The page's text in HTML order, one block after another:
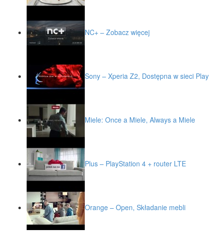
NC+ – Zobacz więcej
Sony – Xperia Z2, Dostępna w sieci Play
Miele: Once a Miele, Always a Miele
Plus – PlayStation 4 + router LTE
Orange – Open, Składanie mebli